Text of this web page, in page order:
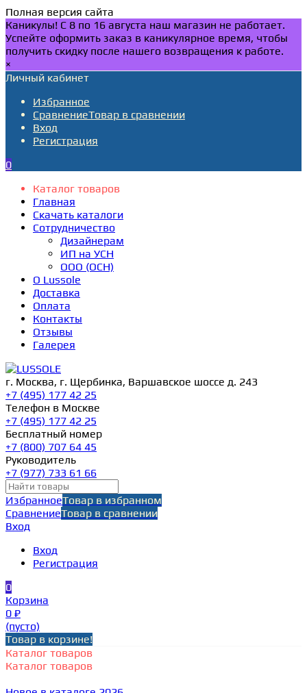
Полная версия сайта
Каникулы! С 8 по 16 августа наш магазин не работает.
Успейте оформить заказ в каникулярное время, чтобы
получить скидку после нашего возвращения к работе.
×
Личный кабинет
Избранное
СравнениеТовар в сравнении
Вход
Регистрация
0
Каталог товаров
Главная
Скачать каталоги
Сотрудничество
Дизайнерам
ИП на УСН
ООО (ОСН)
О Lussole
Доставка
Оплата
Контакты
Отзывы
Галерея
г. Москва, г. Щербинка, Варшавское шоссе д. 243
+7 (495) 177 42 25
Телефон в Москве
+7 (495) 177 42 25
Бесплатный номер
+7 (800) 707 64 45
Руководитель
+7 (977) 733 61 66
ИзбранноеТовар в избранном
СравнениеТовар в сравнении
Вход
Вход
Регистрация
0
Корзина
0 ₽
(пусто)
Товар в корзине!
Каталог товаров
Каталог товаров